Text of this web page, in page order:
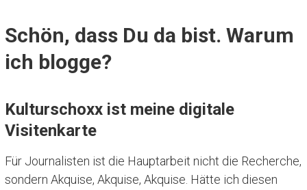
Schön, dass Du da bist. Warum
ich blogge?
Kulturschoxx ist meine digitale
Visitenkarte
Für Journalisten ist die Hauptarbeit nicht die Recherche,
sondern Akquise, Akquise, Akquise. Hätte ich diesen